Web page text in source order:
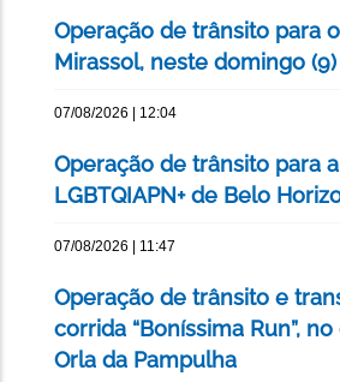
Operação de trânsito para
Mirassol, neste domingo (9)
07/08/2026 | 12:04
Operação de trânsito para
LGBTQIAPN+ de Belo
07/08/2026 | 11:47
Operação de trânsito e
corrida “Boníssima Run”,
Orla da Pampulha